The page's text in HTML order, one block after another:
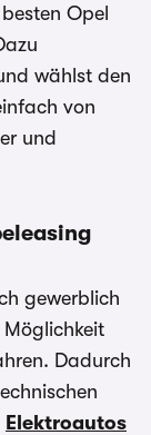
Opel
wählst den
von
und
gewerblich
Dadurch
Elektroautos